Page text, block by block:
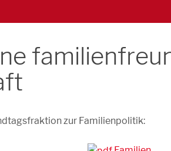
zur Familienpolitik: